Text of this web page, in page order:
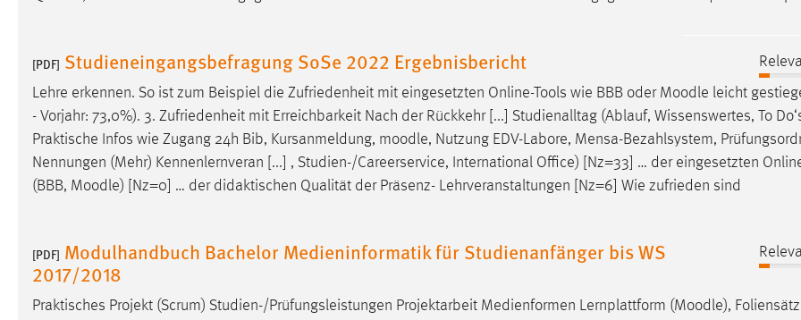
[PDF] Studieneingangsbefragung SoSe 2022 Ergebnisbericht
Lehre erkennen. So ist zum Beispiel die Zufriedenheit mit eingesetzten Online-Tools wie BBB oder Moodle leicht
- Vorjahr: 73,0%). 3. Zufriedenheit mit Erreichbarkeit Nach der Rückkehr [...] Studienalltag (Ablauf, Wissenswertes, To
Praktische Infos wie Zugang 24h Bib, Kursanmeldung, moodle, Nutzung EDV-Labore, Mensa-Bezahlsystem,
Nennungen (Mehr) Kennenlernveran [...] , Studien-/Careerservice, International Office) [Nz=33] … der eingesetzten
(BBB, Moodle) [Nz=0] … der didaktischen Qualität der Präsenz- Lehrveranstaltungen [Nz=6] Wie zufrieden sind
[PDF] Modulhandbuch Bachelor Medieninformatik für Studienanfänger bis WS
2017/2018
Praktisches Projekt (Scrum) Studien-/Prüfungsleistungen Projektarbeit Medienformen Lernplattform (Moodle),
verwendet, um personalisierte Werbung anzuzeigen.
Sie tun dies, indem sie Besucher über Websites
hinweg verfolgen.
Google Ads
Name: _gcl_au
Zweck: Conversion-Tracking
Cookie Laufzeit: